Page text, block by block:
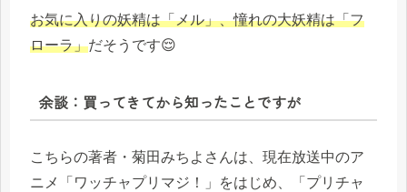
お気に入りの妖精は「メル」、憧れの大妖精は「フ
ローラ」だそうです😌
余談：買ってきてから知ったことですが
こちらの著者・菊田みちよさんは、現在放送中のア
ニメ「ワッチャプリマジ！」をはじめ、「プリチャ